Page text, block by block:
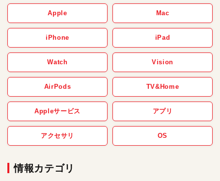
Apple Mac
iPhone iPad
Watch Vision
AirPods TV&Home
Appleサービス アプリ
アクセサリ OS
情報カテゴリ